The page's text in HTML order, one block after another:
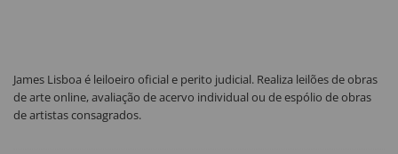
James Lisboa é leiloeiro oficial e perito judicial. Realiza leilões de obras
de arte online, avaliação de acervo individual ou de espólio de obras
de artistas consagrados.